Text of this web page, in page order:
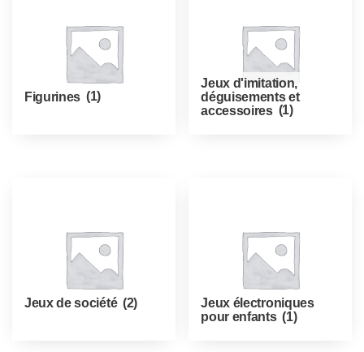
Figurines (1)
Jeux d'imitation,
déguisements et
accessoires (1)
Jeux de société (2)
Jeux électroniques
pour enfants (1)